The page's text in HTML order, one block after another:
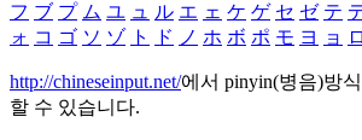
フ ブ プ ム ユ ュ ル エ ェ ケ ゲ セ ゼ テ
ォ コ ゴ ソ ゾ ト ド ノ ホ ボ ポ モ ヨ ョ ロ
http://chineseinput.net/에서 pinyin(병음)방
할 수 있습니다.